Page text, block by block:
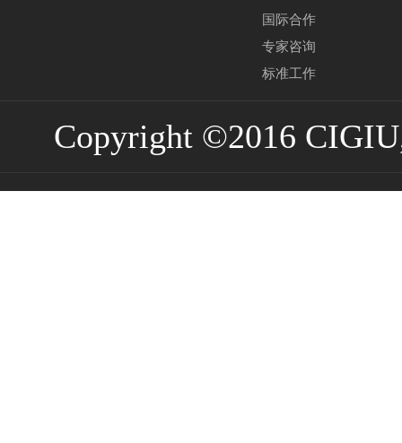
国际合作
专家咨询
标准工作
Copyright ©2016